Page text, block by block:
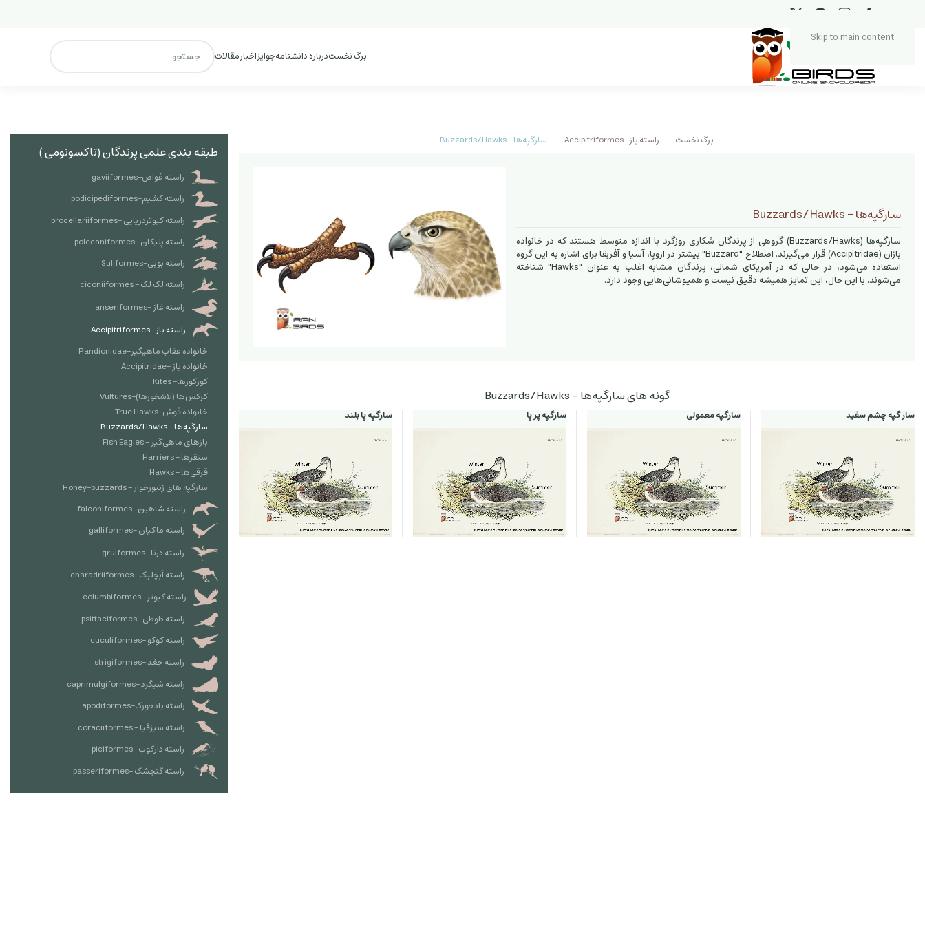
Skip to main content
برگ نخستدرباره دانشنامهجوایزاخبارمقالات
برگ نخست راسته باز -Accipitriformes سارگپه‌ها - Buzzards/Hawks
سارگپه‌ها - Buzzards/Hawks
سارگپه‌ها (Buzzards/Hawks) گروهی از پرندگان شکاری روزگرد با اندازه متوسط ​​هستند که در خانواده
بازان (Accipitridae) قرار می‌گیرند. اصطلاح "Buzzard" بیشتر در اروپا، آسیا و آفریقا برای اشاره به این گروه
استفاده می‌شود، در حالی که در آمریکای شمالی، پرندگان مشابه اغلب به عنوان "Hawks" شناخته
می‌شوند. با این حال، این تمایز همیشه دقیق نیست و همپوشانی‌هایی وجود دارد.
گونه های سارگپه‌ها - Buzzards/Hawks
سار گپه چشم سفید سارگپه معمولی سارگپه پر پا سارگپه پا بلند
طبقه بندی علمی پرندگان (تاکسونومی )
راسته غواص-gaviiformes
راسته کشیم-podicipediformes
راسته کبوتردریایی -procellariiformes
راسته پلیکان -pelecaniformes
راسته بوبی-Suliformes
راسته لک لک - ciconiiformes
راسته غاز -anseriformes
راسته باز -Accipitriformes
خانواده عقاب ماهیگیر-Pandionidae
خانواده باز -Accipitridae
کورکورها- Kites
کرکس‌ها (لاشخورها)-Vultures
خانواده قوش-True Hawks
سارگپه‌ها - Buzzards/Hawks
بازهای ماهی‌گیر - Fish Eagles
سنقرها - Harriers
قرقی‌ها - Hawks
سارگپه های زنبورخوار - Honey-buzzards
راسته شاهین -falconiformes
راسته ماکیان -galliformes
راسته درنا- gruiformes
راسته آبچلیک -charadriiformes
راسته کبوتر -columbiformes
راسته طوطی -psittaciformes
راسته کوکو -cuculiformes
راسته جغد -strigiformes
راسته شبگرد -caprimulgiformes
راسته بادخورک-apodiformes
راسته سبزقبا - coraciiformes
راسته دارکوب -piciformes
راسته گنجشک -passeriformes